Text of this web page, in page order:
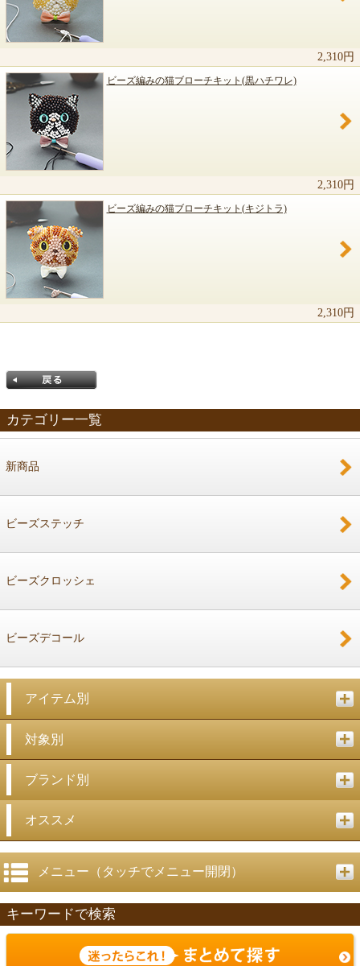
2,310円
ビーズ編みの猫ブローチキット(黒ハチワレ)
2,310円
ビーズ編みの猫ブローチキット(キジトラ)
2,310円
カテゴリー一覧
新商品
ビーズステッチ
ビーズクロッシェ
ビーズデコール
アイテム別
対象別
ブランド別
オススメ
メニュー（タッチでメニュー開閉）
キーワードで検索